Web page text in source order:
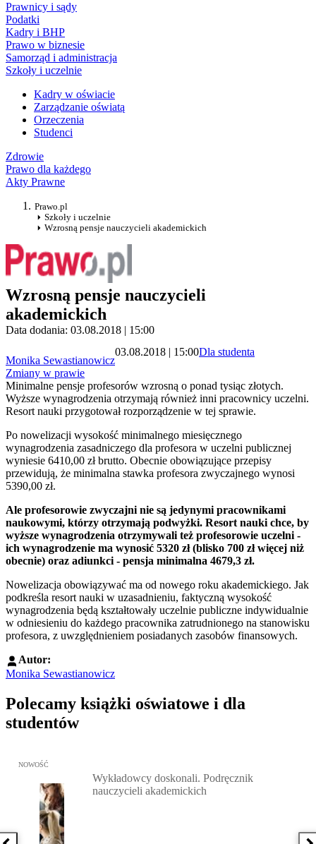
Prawnicy i sądy
Podatki
Kadry i BHP
Prawo w biznesie
Samorząd i administracja
Szkoły i uczelnie
Kadry w oświacie
Zarządzanie oświatą
Orzeczenia
Studenci
Zdrowie
Prawo dla każdego
Akty Prawne
Prawo.pl
Szkoły i uczelnie
Wzrosną pensje nauczycieli akademickich
Wzrosną pensje nauczycieli
akademickich
Data dodania: 03.08.2018 | 15:00
Monika Sewastianowicz
03.08.2018 | 15:00Dla studenta
Zmiany w prawie
Minimalne pensje profesorów wzrosną o ponad tysiąc złotych.
Wyższe wynagrodzenia otrzymają również inni pracownicy uczelni.
Resort nauki przygotował rozporządzenie w tej sprawie.
Po nowelizacji wysokość minimalnego miesięcznego
wynagrodzenia zasadniczego dla profesora w uczelni publicznej
wyniesie 6410,00 zł brutto. Obecnie obowiązujące przepisy
przewidują, że minimalna stawka profesora zwyczajnego wynosi
5390,00 zł.
Ale profesorowie zwyczajni nie są jedynymi pracownikami
naukowymi, którzy otrzymają podwyżki. Resort nauki chce, by
wyższe wynagrodzenia otrzymywali też profesorowie uczelni -
ich wynagrodzenie ma wynosić 5320 zł (blisko 700 zł więcej niż
obecnie) oraz adiunkci - pensja minimalna 4679,3 zł.
Nowelizacja obowiązywać ma od nowego roku akademickiego. Jak
podkreśla resort nauki w uzasadnieniu, faktyczną wysokość
wynagrodzenia będą kształtowały uczelnie publiczne indywidualnie
w odniesieniu do każdego pracownika zatrudnionego na stanowisku
profesora, z uwzględnieniem posiadanych zasobów finansowych.
Autor:
Monika Sewastianowicz
Polecamy książki oświatowe i dla
studentów
Przejdź do: Wykładowcy doskonali. Podręcznik nauczycieli
NOWOŚĆ
Wykładowcy doskonali. Podręcznik
nauczycieli akademickich